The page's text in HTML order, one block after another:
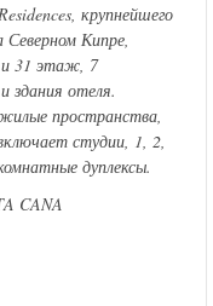
крупнейшего
Северном Кипре,
и 31 этаж, 7
здания отеля.
пространства,
студии, 1, 2,
дуплексы.
CANA